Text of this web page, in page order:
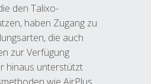
den Talixo-
haben Zugang zu
die auch
zur Verfügung
hinaus unterstützt